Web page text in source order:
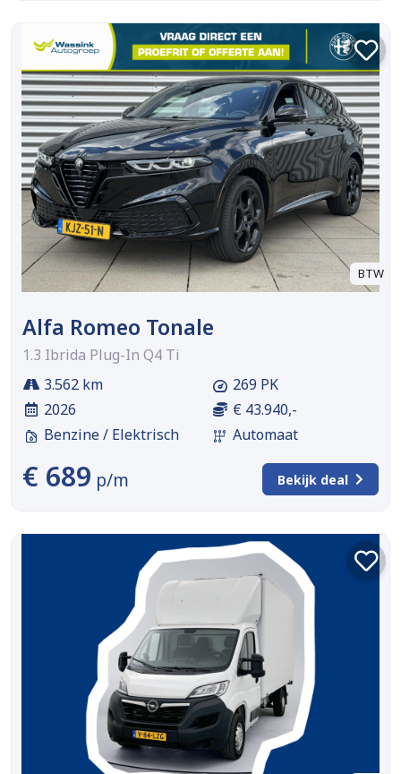
BTW
Alfa Romeo Tonale
1.3 Ibrida Plug-In Q4 Ti
3.562 km
2026
Benzine / Elektrisch
269 PK
€ 43.940,-
Automaat
€ 689 p/m Bekijk deal